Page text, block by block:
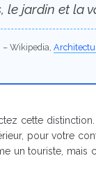
le jardin et la
– Wikipedia,
cette distinction.
pour votre
un touriste, mais